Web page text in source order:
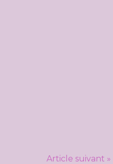
Article suivant »